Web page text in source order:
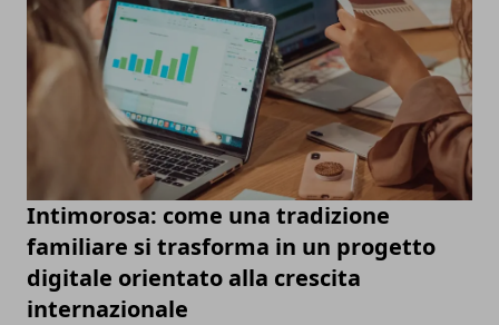
Intimorosa: come una tradizione
familiare si trasforma in un progetto
digitale orientato alla crescita
internazionale